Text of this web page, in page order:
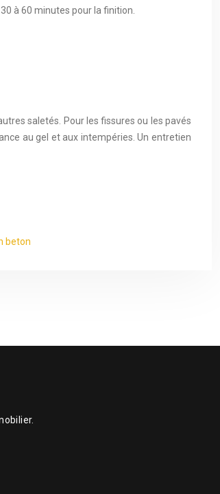
à 60 minutes pour la finition.
saletés. Pour les fissures ou les pavés
au gel et aux intempéries. Un entretien
beton